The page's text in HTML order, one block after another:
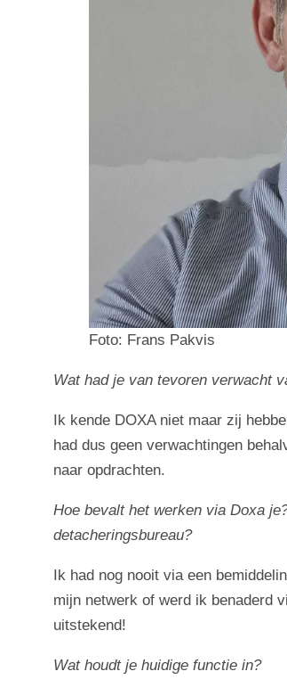
Foto: Frans Pakvis
Wat had je van tevoren verwacht
Ik kende DOXA niet maar zij
had dus geen verwachtingen
naar opdrachten.
Hoe bevalt het werken via Doxa
detacheringsbureau?
Ik had nog nooit via een
mijn netwerk of werd ik benaderd
uitstekend!
Wat houdt je huidige functie in?